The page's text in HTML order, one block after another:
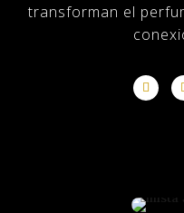
transforman el